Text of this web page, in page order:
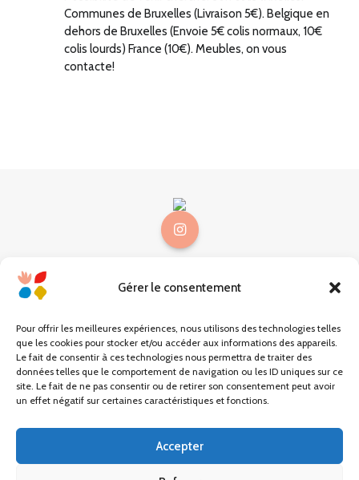
Gérer le consentement
Pour offrir les meilleures expériences, nous utilisons des technologies telles
que les cookies pour stocker et/ou accéder aux informations des appareils.
Le fait de consentir à ces technologies nous permettra de traiter des
données telles que le comportement de navigation ou les ID uniques sur ce
site. Le fait de ne pas consentir ou de retirer son consentement peut avoir
un effet négatif sur certaines caractéristiques et fonctions.
Accepter
Communes de Bruxelles (Livraison 5€). Belgique en
dehors de Bruxelles (Envoie 5€ colis normaux, 10€
colis lourds) France (10€). Meubles, on vous
contacte!
@choses.be
Mon compte
Mon panier
Carte cadeau
Mentions légales